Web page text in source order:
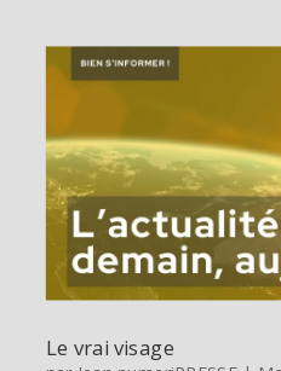
Le vrai visage